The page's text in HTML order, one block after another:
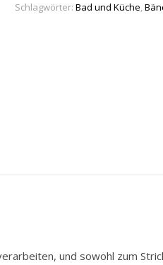
Schlagwörter: Bad und Küche,
und sowohl zum